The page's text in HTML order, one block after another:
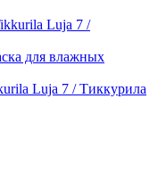
для влажных
Luja 7 / Тиккурила